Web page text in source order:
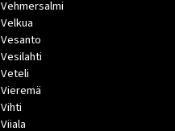
Vehmersalmi
Velkua
Vesanto
Vesilahti
Veteli
Vieremä
Vihti
Viiala